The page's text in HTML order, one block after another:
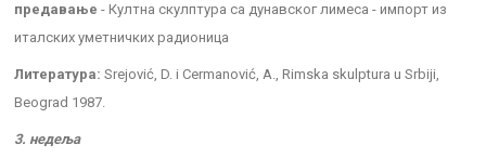
предавање - Култна скулптура са дунавског лимеса - импорт из
италских уметничких радионица
Литература: Srejović, D. i Cermanović, A., Rimska skulptura u Srbiji,
Beograd 1987.
3. недеља